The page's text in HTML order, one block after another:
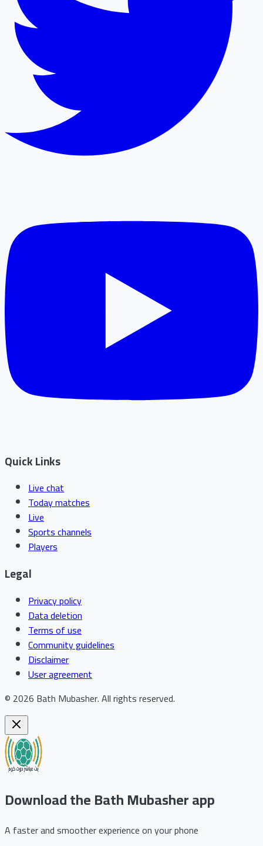
Quick Links
Live chat
Today matches
Live
Sports channels
Players
Legal
Privacy policy
Data deletion
Terms of use
Community guidelines
Disclaimer
User agreement
© 2026 Bath Mubasher.All rights reserved.
Download the Bath Mubasher app
A faster and smoother experience on your phone